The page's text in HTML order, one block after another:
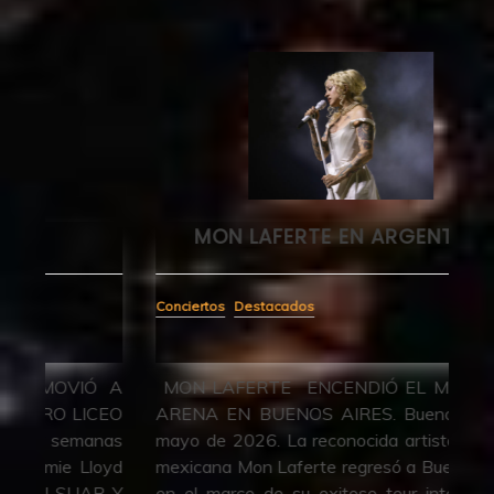
A
MON LAFERTE EN ARGENTINA
Destacados
MON LAFERTE ENCENDIÓ EL MOVISTAR
ARENA EN BUENOS AIRES. Buenos Aires |
mayo de 2026. La reconocida artista chileno-
mexicana Mon Laferte regresó a Buenos Aires